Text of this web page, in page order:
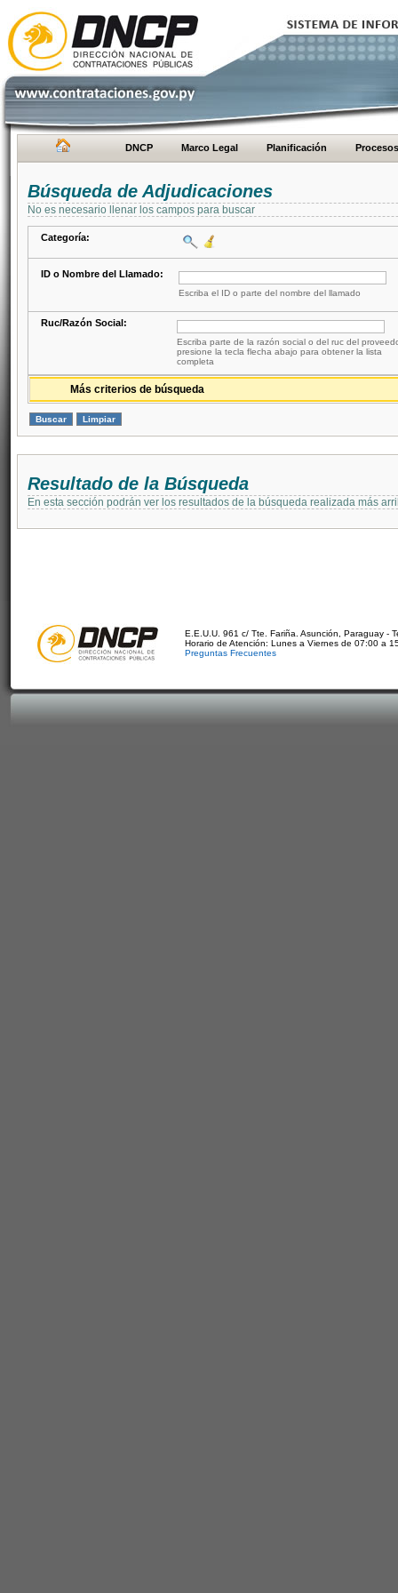
DNCP Marco Legal Planificación Procesos
Búsqueda de Adjudicaciones
No es necesario llenar los campos para buscar
Categoría:
ID o Nombre del Llamado:
Escriba el ID o parte del nombre del llamado
Ruc/Razón Social:
Escriba parte de la razón social o del ruc del
presione la tecla flecha abajo para obtener la lista
completa
Más criterios de búsqueda
Resultado de la Búsqueda
En esta sección podrán ver los resultados de la búsqueda realizada más
E.E.U.U. 961 c/ Tte. Fariña. Asunción, Paraguay -
Horario de Atención: Lunes a Viernes de 07:00 a
Preguntas Frecuentes